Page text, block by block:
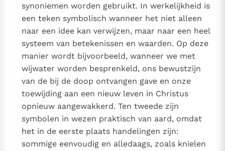
synoniemen worden gebruikt. In werkelijkheid is
een teken symbolisch wanneer het niet alleen
naar een idee kan verwijzen, maar naar een heel
systeem van betekenissen en waarden. Op deze
manier wordt bijvoorbeeld, wanneer we met
wijwater worden besprenkeld, ons bewustzijn
van de bij de doop ontvangen gave en onze
toewijding aan een nieuw leven in Christus
opnieuw aangewakkerd. Ten tweede zijn
symbolen in wezen praktisch van aard, omdat
het in de eerste plaats handelingen zijn:
sommige eenvoudig en alledaags, zoals knielen